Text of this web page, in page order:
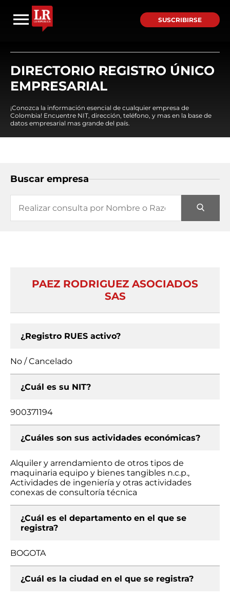
SUSCRIBIRSE
DIRECTORIO REGISTRO ÚNICO
EMPRESARIAL
¡Conozca la información esencial de cualquier empresa de
Colombia! Encuentre NIT, dirección, teléfono, y mas en la base de
datos empresarial mas grande del país.
Buscar empresa
PAEZ RODRIGUEZ ASOCIADOS
SAS
¿Registro RUES activo?
No / Cancelado
¿Cuál es su NIT?
900371194
¿Cuáles son sus actividades económicas?
Alquiler y arrendamiento de otros tipos de
maquinaria equipo y bienes tangibles n.c.p.,
Actividades de ingeniería y otras actividades
conexas de consultoría técnica
¿Cuál es el departamento en el que se
registra?
BOGOTA
¿Cuál es la ciudad en el que se registra?